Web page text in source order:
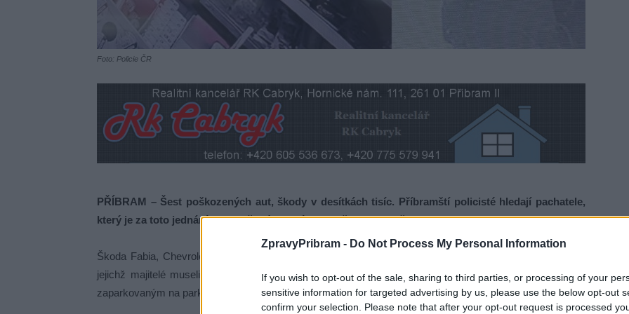
ZpravyPribram - Do Not Process My Personal Information
If you wish to opt-out of the sale, sharing to third parties, or processing of your
sensitive information for targeted advertising by us, please use the below opt-out
confirm your selection. Please note that after your opt-out request is processed
Foto: Policie ČR
PŘÍBRAM – Šest poškozených aut, škody v desítkách tisíc. Příbramští policisté hledají pachatele,
který je za toto jednání zodpovědný. K události došlo na Rynečku.
Škoda Fabia, Chevrolet, Kia Picanto, Fiat Bravo, Renault Clio a Ford Mondeo . . . to jsou značky vozů,
jejichž majitelé museli zřejmě značně klidnit emoce, když přišli poslední zářijový den ke svým vozům
zaparkovaným na parkovišti na Rynečku.